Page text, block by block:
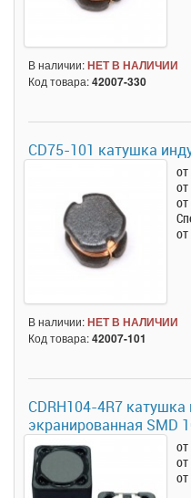
В наличии:НЕТ В НАЛИЧИИ
Код товара:42007-330
CD75-101 катушка
от
от
от
от
В наличии:НЕТ В НАЛИЧИИ
Код товара:42007-101
CDRH104-4R7
экранированная SMD
от
от
от